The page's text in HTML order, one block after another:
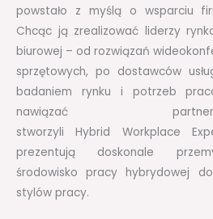
powstało z myślą o wsparciu
Chcąc ją zrealizować liderzy
biurowej – od rozwiązań
sprzętowych, po dostawców
badaniem rynku i potrzeb
nawiązać
stworzyli Hybrid Workplace
prezentują doskonale
środowisko pracy hybrydowej
stylów pracy.